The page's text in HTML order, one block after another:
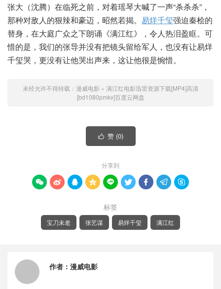
张大（沈腾）在临死之前，对着瑶琴大喊了一声“杀杀杀”，
那种对敌人的狠辣和豪迈，昭然若揭。 易烊千玺强迫秦桧的
替身，在大庭广众之下朗诵《满江红》，令人热泪盈眶。可
惜的是，我们的张导并没有把镜头留给军人，也没有让易烊
千玺哭，更没有让他哭出声来，这让他很是惋惜。
未经允许不得转载： 漫威电影 » 满江红电影迅雷资源下载[MP4]高清
[bd1080pmkv]百度云网盘
 赞 (0)
分享到
        
标签
宝刀未老 张艺谋 易烊千玺 满江红
作者： 漫威电影